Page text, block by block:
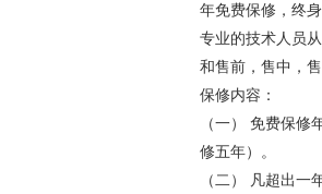
年免费保修，终
专业的技术人员
和售前，售中，
保修内容：
（一） 免费保
修五年）。
（二） 凡超出